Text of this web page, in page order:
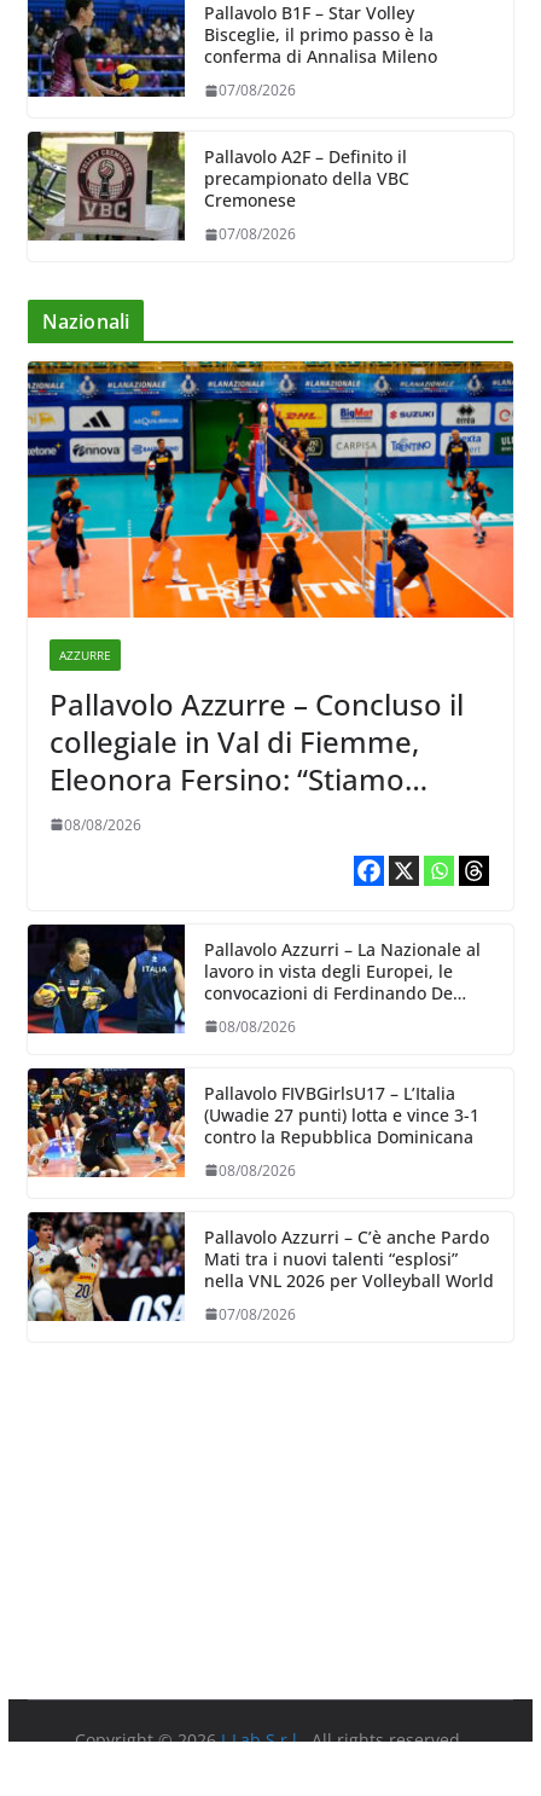
Pallavolo B1F – Star Volley
Bisceglie, il primo passo è la
conferma di Annalisa Mileno
07/08/2026
Pallavolo A2F – Definito il
precampionato della VBC
Cremonese
07/08/2026
Nazionali
AZZURRE
Pallavolo Azzurre – Concluso il
collegiale in Val di Fiemme,
Eleonora Fersino: “Stiamo
lavorando su quei piccoli
dettagli dove poter migliorare”.
08/08/2026
Pallavolo Azzurri – La Nazionale al
lavoro in vista degli Europei, le
convocazioni di Ferdinando De
Giorgi
08/08/2026
Pallavolo FIVBGirlsU17 – L’Italia
(Uwadie 27 punti) lotta e vince 3-1
contro la Repubblica Dominicana
08/08/2026
Pallavolo Azzurri – C’è anche Pardo
Mati tra i nuovi talenti “esplosi”
nella VNL 2026 per Volleyball World
07/08/2026
Copyright © 2026I-Lab S.r.l.. All rights reserved.